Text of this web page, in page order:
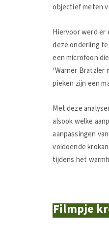
objectief meten
Hiervoor werd er
deze onderling
een microfoon
‘Warner Bratzler
pieken zijn een
Met deze
alsook welke
aanpassingen
voldoende
tijdens het
Filmpje